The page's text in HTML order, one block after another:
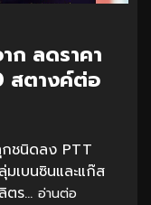
ก ลดราคา
สตางค์ต่อ
ชนิดลง PTT
เบนซินและแก๊ส
ร... อ่านต่อ